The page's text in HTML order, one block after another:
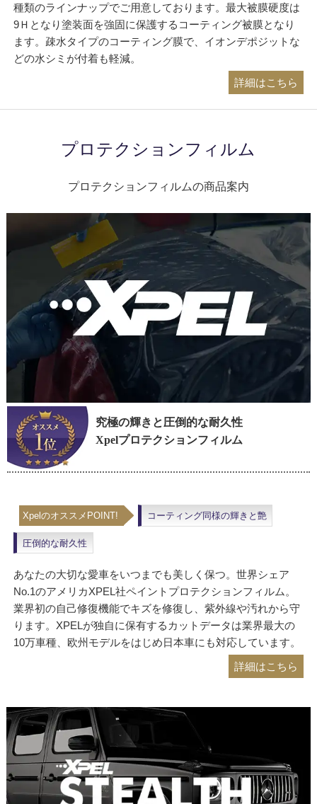
種類のラインナップでご用意しております。最大被膜硬度は
9Ｈとなり塗装面を強固に保護するコーティング被膜となり
ます。疎水タイプのコーティング膜で、イオンデポジットな
どの水シミが付着も軽減。
詳細はこちら
プロテクションフィルム
プロテクションフィルムの商品案内
究極の輝きと圧倒的な耐久性
Xpelプロテクションフィルム
XpelのオススメPOINT! コーティング同様の輝きと艶
圧倒的な耐久性
あなたの大切な愛車をいつまでも美しく保つ。世界シェア
No.1のアメリカXPEL社ペイントプロテクションフィルム。
業界初の自己修復機能でキズを修復し、紫外線や汚れから守
ります。XPELが独自に保有するカットデータは業界最大の
10万車種、欧州モデルをはじめ日本車にも対応しています。
詳細はこちら